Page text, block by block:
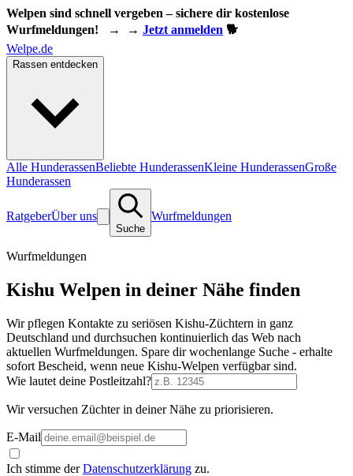
Welpen sind schnell vergeben – sichere dir kostenlose
Wurfmeldungen! → → Jetzt anmelden 🐕
Welpe.de
Rassen entdecken
Alle HunderassenBeliebte HunderassenKleine HunderassenGroße
Hunderassen
RatgeberÜber uns
Suche
Wurfmeldungen
Wurfmeldungen
Kishu Welpen in deiner Nähe finden
Wir pflegen Kontakte zu seriösen Kishu-Züchtern in ganz
Deutschland und durchsuchen kontinuierlich das Web nach
aktuellen Wurfmeldungen. Spare dir wochenlange Suche - erhalte
sofort Bescheid, wenn neue Kishu-Welpen verfügbar sind.
Wie lautet deine Postleitzahl?
Wir versuchen Züchter in deiner Nähe zu priorisieren.
E-Mail
Ich stimme derDatenschutzerklärung zu.